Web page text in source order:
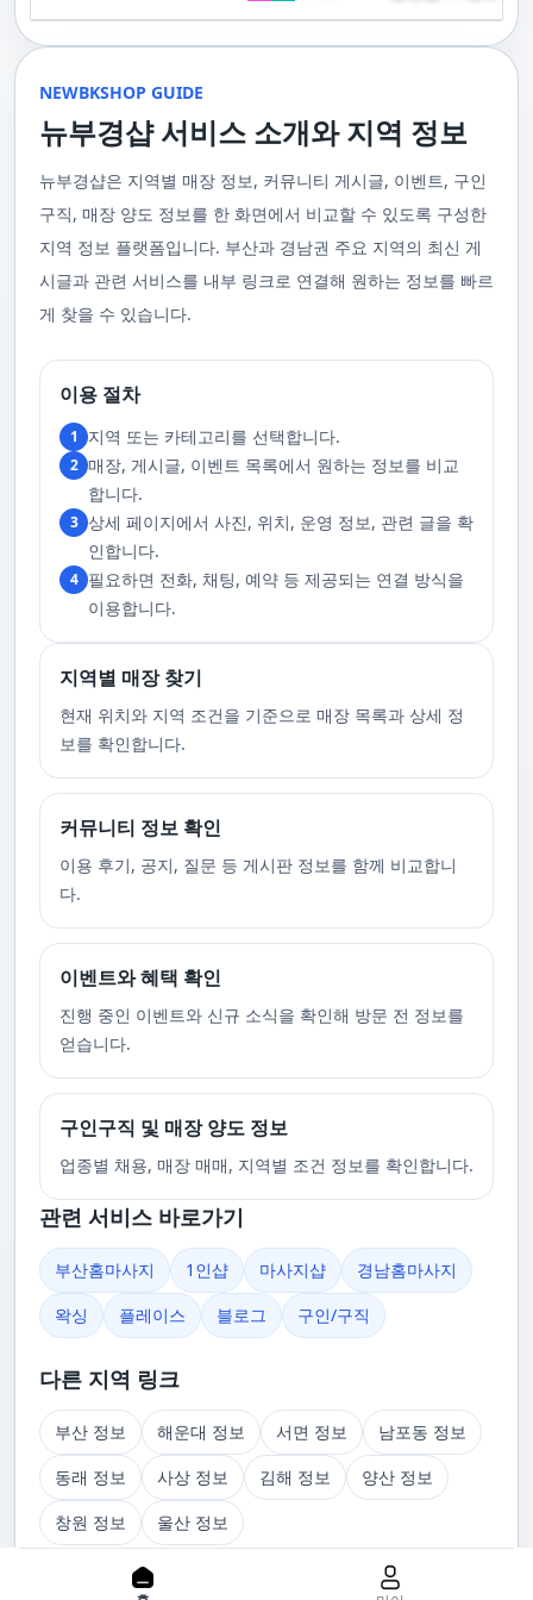
기 위해 부경샵은 계속해서 훌륭한 관리사들을 모집하고 있답니다. 부산 출
장을 원하실 때는 언제든지 후불제로 예약하실 수 있어요, 이점 참고해주세
요. 사전에 예약하시면 더욱 쾌적한 부산 러시아 홈케어 서비스를 경험하실
대한 많은 관심 덕분에, 부경샵은 필요한 요구 사항들을 간단하게 필수적인
것들로 정리했어요. 이 가이드라인을 따라주시면, 서비스 이용 중에 문제가
생기지 않을 거예요. 첫째로, 너무 많은 알코올을 섭취해 만취 상태일 경우에
게 좋아요.서비스 당일에는 부경샵과의 원활한 의사소통이 중요해요, 그래
서 공중전화나 발신 제한으로는 연락이 어려워요. 또한, 자주 예약을 취소하
거나 예약 없이 나타나지 않는 경우, 앞으로 예약하기가 어려워질 수 있으니
가격으로 경험해 보세요.터치 -> 부경샵 홈페이지 터치 -> 더욱 새로워진 뉴
부경샵 홈페이지 터치 -> 부경샵앱 다운로드 - Google Play
원 코스에 대한 궁금증이 있으시다면, 전화를 통한 상담을 추천드립니다.
부산 일본인 홈케어는 대면 서비스의 특성상, 직접 통화를 통한 문의와 예약
시면, 부경샵은 그에 최적화된 서비스를 제공하기 위해 최선을 다할 것입니
다. 언제든지 필요하실 때, 편리한 상담과 지원이 준비되어 있으니 주저하지
마시고 연락 주세요. 부산 일본인 홈케어 이용 방법에 대해서는, 서비스의
핵심은 바로 고객님의 현재 위치에서 직접 찾아가는 것입니다. 이 방식을 통
등, 자신만의 공간에서 편안한 맞춤형 마사지를 받으실 수 있습니다. 최근
한 마사지 서비스를 제공하기 위해 노력하고 있습니다. 부경샵의 주된 목적
은 고객님들이 긴장을 해소하고 새로운 활력을 얻을 수 있는 피난처를 마련
하는 것입니다. 또한, 부경샵 한국과 태국, 일본에서 온 관리사 중 선택이 가
능하며, 다른 곳에서 찾아볼 수 없는 독특한 기술과 마음가짐을 가진 관리사
를 자랑합니다. 이러한 품질은 비교할 수 없는 수준입니다. 서비스의 질을
더욱 높이기 위해, 부경샵은 지속적으로 우수한 일본인 관리사를 모집 중입
서비스를 경험하실 수 있습니다. 마지막으로 부산 일본인 홈케어 서비스를
이용하시기 전에, 아래 주의사항을 상세히 확인하시고 예약을 진행해 주시
기 바랍니다. 부경샵 서비스에 대한 높은 수요를 감안하여, 이용 요건을 간
소화하여 필수적인 사항으로 명시했습니다. 이 가이드라인을 따르시면, 서
비스 이용 중 문제가 발생하지 않을 것입니다. 특히, 과도한 알코올 섭취로
인해 만취 상태에서는 서비스 이용에 제한을 두고 있음을 명확히 합니다. 이
러한 상태에서는 다음 기회에 이용해 주시길 부탁드립니다. 서비스 도착 시
원활한 의사소통이 이루어질 수 있도록, 저희와의 연락이 반드시 가능해야
합니다. 이에 공중전화 사용이나 발신 번호 표시 제한으로의 통화는 받지 않
고 있습니다. 또한, 자주 발생하는 예약 취소나 무단으로 예약을 취소할 경
우, 향후 서비스 예약에 제약이 생길 수 있음을 알려드립니다. 시간을 효율적
으로 사용하며, 합리적인 가격으로 부경샵만의 특별한 경험을 하실 수 있습
정기적으로 받는 마사지입니다.2. 타이 마사지 타이 마사지는 동양의 전통
적인 마사지 방법으로, 신체의 스트레칭과 압력 포인트를 조합하여 신체의
균형을 맞추는 데 중점을 둡니다. 이 마사지는 유연성을 증진시키고 근육의
사지는 신체의 긴장을 풀어주고, 스트레스를 감소시키며, 전반적인 신체 기
서 유래한 마사지 방법으로, 의자에 앉은 상태에서 받을 수 있어 사무실이나
집에서도 쉽게 즐길 수 있습니다. 이 마사지는 특히 허리와 어깨의 피로를 해
소하는 데 효과적이며, 신체의 전반적인 이완을 도와 스트레스 감소에 도움
을 줍니다. 샤이츠 마사지는 짧은 시간에 효과적인 이완을 제공하여, 바쁜 일
상 속에서 짧은 휴식을 필요로 하는 현대인에게 적합합니다.4. 발 마사지 발
마사지는 발과 발목을 중심으로 이루어지는 마사지로, 신체의 균형을 유지
하고 전반적인 피로를 풀어주는 데 중점을 둡니다. 이 마사지는 발의 압력점
을 개선합니다. 발 마사지는 특히 장시간 서 있거나 걷는 일이 많은 사람들에
게 추천되며, 발의 피로 뿐만 아니라 전체적인 신체의 건강과 웰빙에도 긍정
적인 영향을 줍니다.부경샵 앱을 통해 부산 남포동 지역의 고객들은 이러한
춤형 서비스를 즐길 수 있습니다.출장마사지는 부경샵 ↓↓↓ 클릭
https://bkshop.kr/더욱 새로워진 출장마사지 뉴부경샵↓↓↓ 클릭
https://newbkshop.com/출장마사지 부경샵앱 다운로드↓↓↓ 클릭
https://play.google.com/store/apps/details?
울 수 있는 이런 부경샵에서 예약하시는 것을 추천드립니다.때론, 그냥 누워
부산꿀통 디시에서 제공하는 서비스는 여러분에게 새로운 힐링의 기회를 제
사지는 여러분의 체질 개선, 스트레스 해소, 마음의 안정 등 다양한 효능을
가져다줍니다. 이와 같이 부산꿀통 디시의 마사지는 여러분의 건강을 지키
간을 가질 수 있게 해줍니다. 그리고 이런 부산꿀통 디시의 서비스를 편리하
게 예약하고 이용할 수 있게 도와주는 '부경샵' 어플은 부산과 경남 지역에서
최고의 마사지 어플로 추천받고 있습니다. 복잡한 예약 과정 없이, 부담 없이
부산꿀통 디시의 서비스를 이용하려는 분들께 부경샵 어플을 강력히 추천드
립니다.여러분의 건강과 힐링을 위해, 부산꿀통 디시와 부경샵이 함께하며,
모든 고민과 걱정 속에서 여러분을 위로하고 도와드리겠습니다. 부산꿀통
부산꿀통 디시의 건강한 마사지와 쾌적한 분위기 속에서 행복과 건강을 찾
주급
NEWBKSHOP GUIDE
뉴부경샵 서비스 소개와 지역 정보
뉴부경샵은 지역별 매장 정보, 커뮤니티 게시글, 이벤트, 구인
구직, 매장 양도 정보를 한 화면에서 비교할 수 있도록 구성한
지역 정보 플랫폼입니다. 부산과 경남권 주요 지역의 최신 게
시글과 관련 서비스를 내부 링크로 연결해 원하는 정보를 빠르
게 찾을 수 있습니다.
이용 절차
1 지역 또는 카테고리를 선택합니다.
2 매장, 게시글, 이벤트 목록에서 원하는 정보를 비교
합니다.
3 상세 페이지에서 사진, 위치, 운영 정보, 관련 글을 확
인합니다.
4 필요하면 전화, 채팅, 예약 등 제공되는 연결 방식을
이용합니다.
지역별 매장 찾기
현재 위치와 지역 조건을 기준으로 매장 목록과 상세 정
보를 확인합니다.
커뮤니티 정보 확인
이용 후기, 공지, 질문 등 게시판 정보를 함께 비교합니
다.
이벤트와 혜택 확인
진행 중인 이벤트와 신규 소식을 확인해 방문 전 정보를
얻습니다.
구인구직 및 매장 양도 정보
업종별 채용, 매장 매매, 지역별 조건 정보를 확인합니다.
관련 서비스 바로가기
부산홈마사지 1인샵 마사지샵
경남홈마사지
왁싱
플레이스 블로그 구인/구직
다른 지역 링크
부산 정보 해운대 정보 서면 정보
남포동 정보
동래 정보
사상 정보 김해 정보
양산 정보
창원 정보
울산 정보